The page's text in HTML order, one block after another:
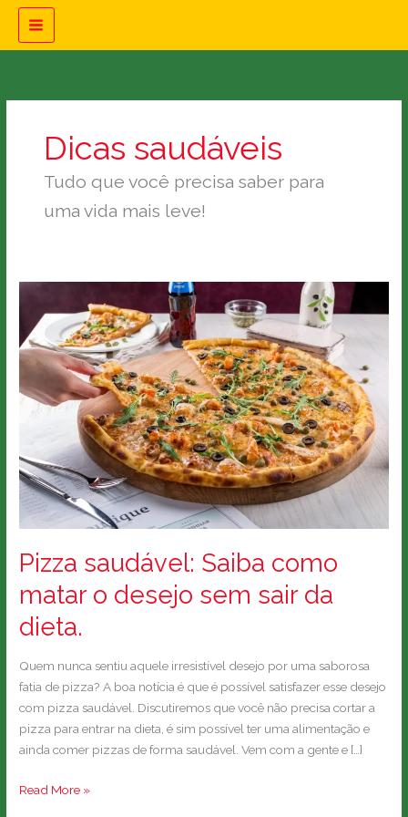
o
Dicas saudáveis
Tudo que você precisa saber para
uma vida mais leve!
Pizza saudável: Saiba como
matar o desejo sem sair da
dieta.
Quem nunca sentiu aquele irresistível desejo por uma saborosa
fatia de pizza? A boa notícia é que é possível satisfazer esse desejo
com pizza saudável. Discutiremos que você não precisa cortar a
pizza para entrar na dieta, é sim possível ter uma alimentação e
ainda comer pizzas de forma saudável. Vem com a gente e […]
Pizza
saudável:
Saiba
como
matar
o
sair
da
dieta.
Read More »